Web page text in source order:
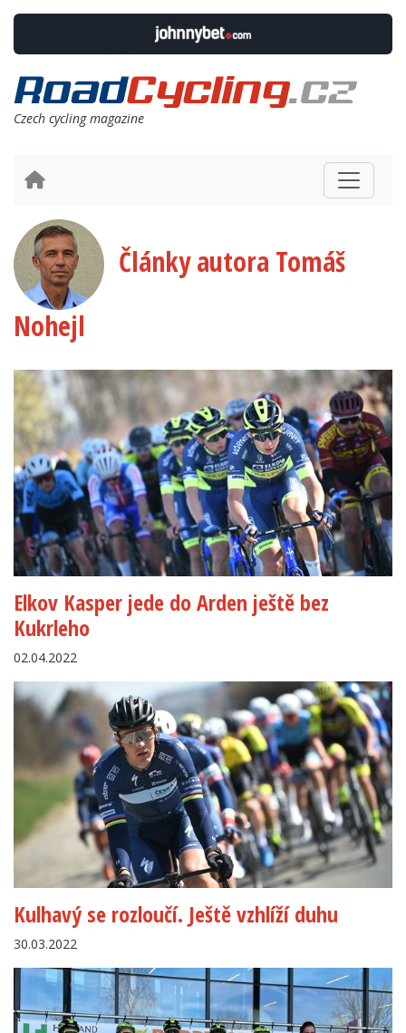
Czech cycling magazine
Články autora Tomáš
Nohejl
Elkov Kasper jede do Arden ještě bez
Kukrleho
02.04.2022
Kulhavý se rozloučí. Ještě vzhlíží duhu
30.03.2022